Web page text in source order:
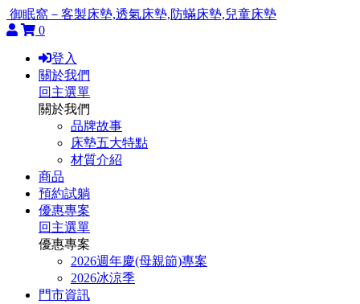
御眠窩－客製床墊,透氣床墊,防蟎床墊,兒童床墊
0
登入
關於我們
回主選單
關於我們
品牌故事
床墊五大特點
材質介紹
商品
預約試躺
優惠專案
回主選單
優惠專案
2026週年慶(母親節)專案
2026冰涼季
門市資訊